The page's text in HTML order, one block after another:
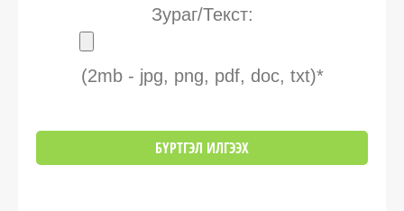
Зураг/Текст:
(2mb - jpg, png, pdf, doc, txt)*